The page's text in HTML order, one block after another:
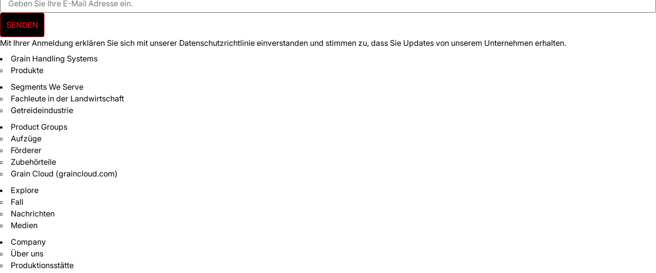
SENDEN
Mit Ihrer Anmeldung erklären Sie sich mit unserer Datenschutzrichtlinie einverstanden und stimmen zu, dass Sie Updates von unserem Unternehmen erhalten.
Grain Handling Systems
Produkte
Segments We Serve
Fachleute in der Landwirtschaft
Getreideindustrie
Product Groups
Aufzüge
Förderer
Zubehörteile
Grain Cloud (graincloud.com)
Explore
Fall
Nachrichten
Medien
Company
Über uns
Produktionsstätte